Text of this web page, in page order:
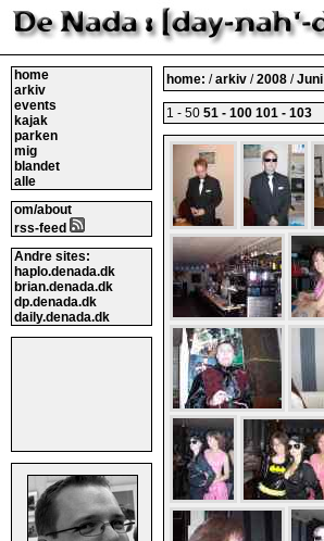
home
arkiv
events
kajak
parken
mig
blandet
alle
om/about
rss-feed
Andre sites:
haplo.denada.dk
brian.denada.dk
dp.denada.dk
daily.denada.dk
home: /arkiv /2008 /Juni
1 - 50 51 - 100 101 - 103